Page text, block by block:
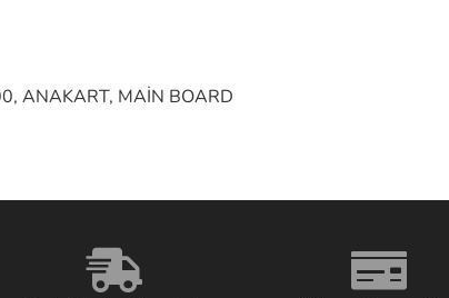
ANAKART, MAİN BOARD